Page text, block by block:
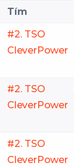
Tím
#2. TSO
CleverPower
#2. TSO
CleverPower
#2. TSO
CleverPower